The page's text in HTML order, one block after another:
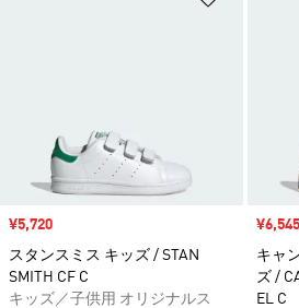
セール価格
¥5,720
スタンスミス キッズ / STAN
SMITH CF C
キッズ／子供用 オリジナルス
セー
¥6,545
キャ
ズ /
EL C